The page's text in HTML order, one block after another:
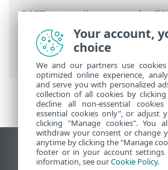
ESET-ova online pomoć>
Security
>Napredno
Skeniranja>Izuzeci
>
poznatih prijetnji
Prikaži stranicu za radnu
Your account,
choice
We and our partners use
optimized online experience,
and serve you with personalized
collection of all cookies by
decline all non-essential
essential cookies only", or adjust
clicking "Manage cookies". You
withdraw your consent or change
anytime by clicking the "Manage
footer or in your account settings
information, see ourCookie Policy.